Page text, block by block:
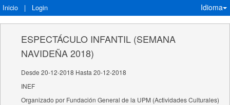
Inicio | Login Idioma
ESPECTÁCULO INFANTIL (SEMANA
NAVIDEÑA 2018)
Desde 20-12-2018 Hasta 20-12-2018
INEF
Organizado por Fundación General de la UPM (Actividades Culturales)